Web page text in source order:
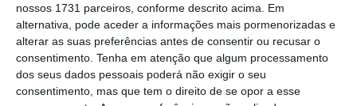
nossos 1731 parceiros, conforme descrito acima. Em
alternativa, pode aceder a informações mais pormenorizadas e
alterar as suas preferências antes de consentir ou recusar o
consentimento. Tenha em atenção que algum processamento
dos seus dados pessoais poderá não exigir o seu
consentimento, mas que tem o direito de se opor a esse
primeiro-ministropor quatro razões. E estas foram
aventadas nem mais, nem menos, pelo próprio
primeiro-ministro.